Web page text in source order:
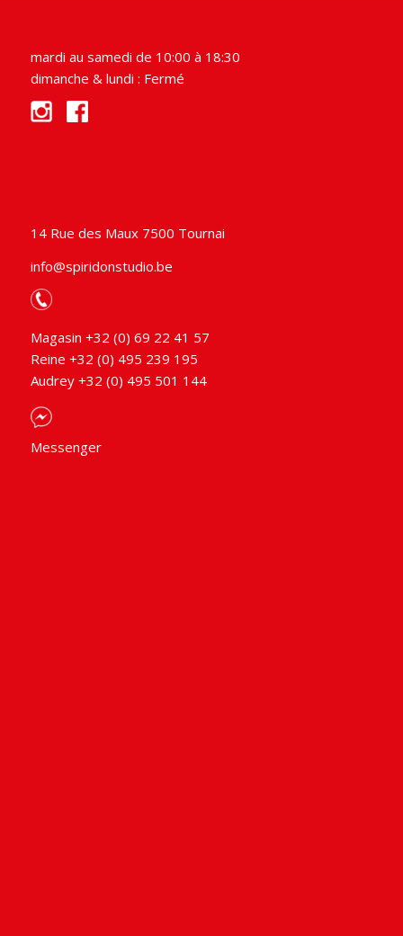
mardi au samedi de 10:00 à 18:30
dimanche & lundi : Fermé
14 Rue des Maux 7500 Tournai
info@spiridonstudio.be
Magasin +32 (0) 69 22 41 57
Reine +32 (0) 495 239 195
Audrey +32 (0) 495 501 144
Messenger